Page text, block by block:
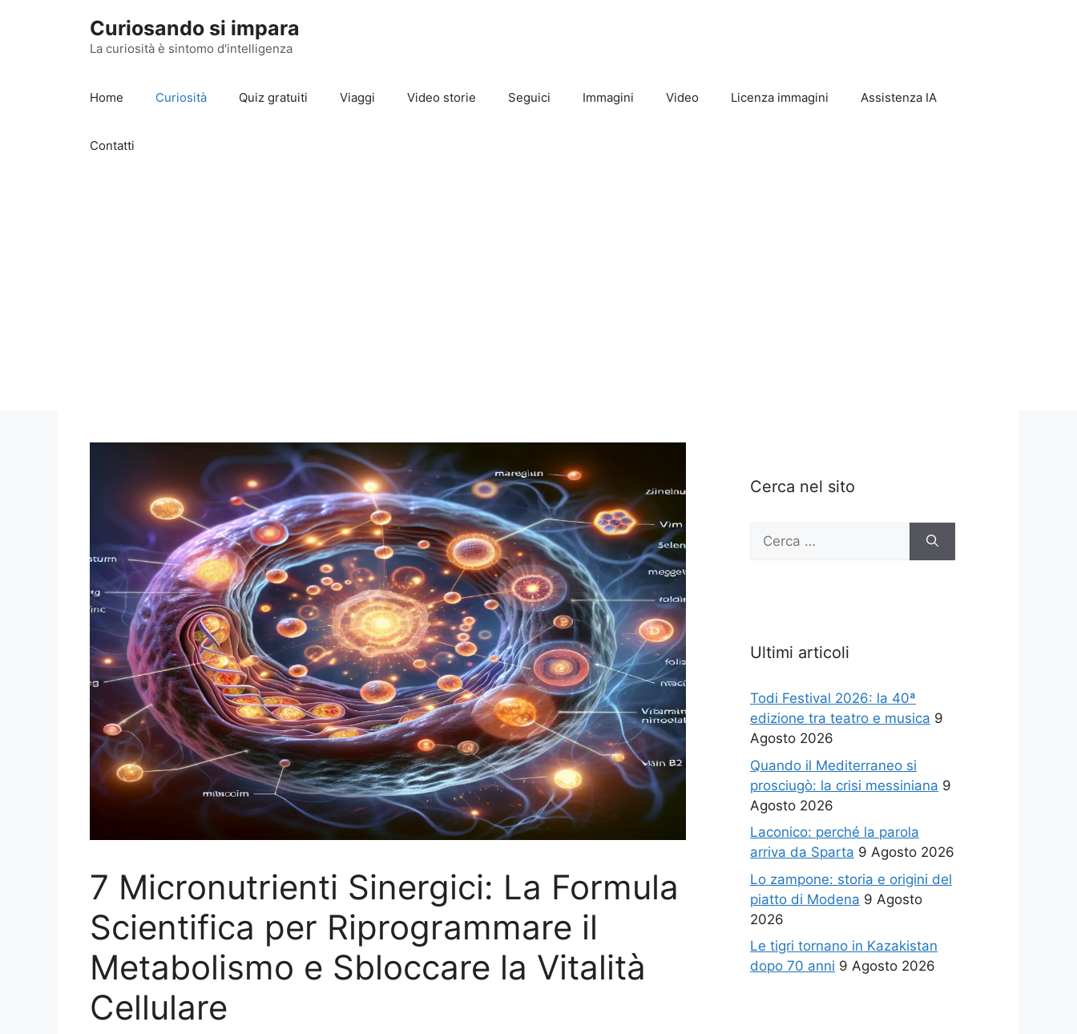
Curiosando si impara
La curiosità è sintomo d'intelligenza
Home Curiosità Quiz gratuiti Viaggi Video storie Seguici Immagini Video Licenza immagini Assistenza IA
Contatti
7 Micronutrienti Sinergici: La Formula
Scientifica per Riprogrammare il
Metabolismo e Sbloccare la Vitalità
Cellulare
Cerca nel sito
Ricerca
Ultimi articoli
Todi Festival 2026: la 40ª
edizione tra teatro e musica 9
Agosto 2026
Quando il Mediterraneo si
prosciugò: la crisi messiniana 9
Agosto 2026
Laconico: perché la parola
arriva da Sparta 9 Agosto 2026
Lo zampone: storia e origini del
piatto di Modena 9 Agosto
2026
Le tigri tornano in Kazakistan
dopo 70 anni 9 Agosto 2026